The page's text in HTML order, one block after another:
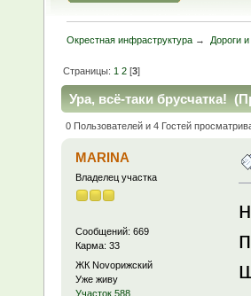
Окрестная инфраструктура → Дороги
Страницы:1 2 [3]
Ура, всё-таки брусчатка!
0 Пользователей и 4 Гостей
MARINA
Владелец участка
Сообщений: 669
Карма: 33
ЖК Novoрижский
Уже живу
Участок 588